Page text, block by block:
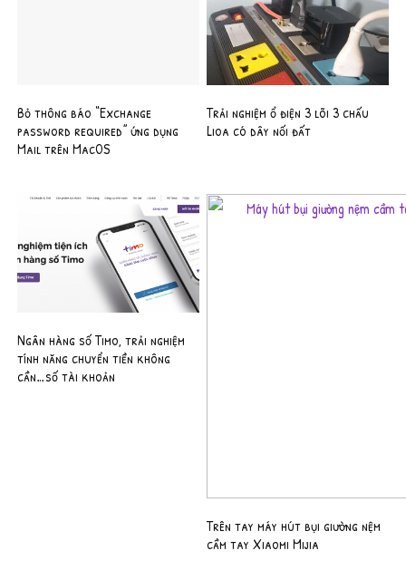
Bỏ thông báo “Exchange
password required” ứng dụng
Mail trên MacOS
Trải nghiệm ổ điện 3 lõi 3 chấu
Lioa có dây nối đất
Ngân hàng số Timo, trải nghiệm
tính năng chuyển tiền không
cần…số tài khoản
Trên tay máy hút bụi giường nệm
cầm tay Xiaomi Mijia